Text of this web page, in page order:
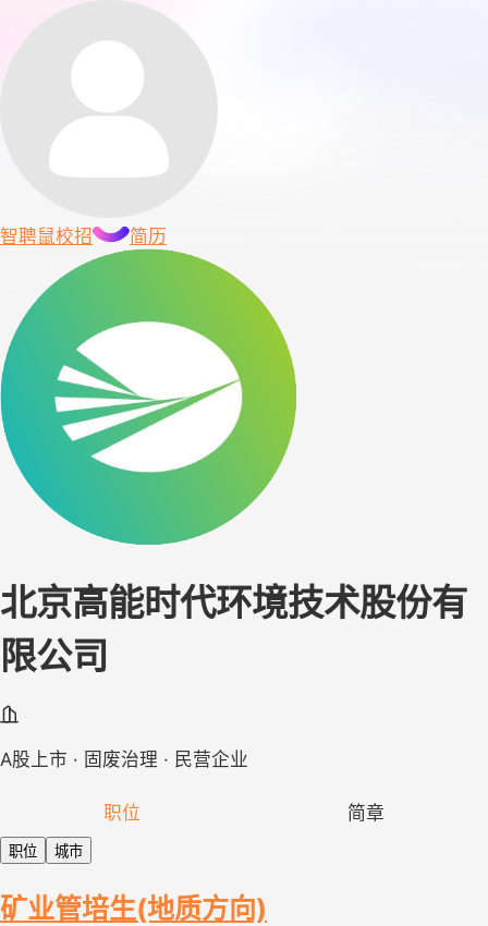
智聘鼠校招 简历
北京高能时代环境技术股份有
限公司
A股上市 · 固废治理 · 民营企业
职位 简章
职位 城市
矿业管培生(地质方向)